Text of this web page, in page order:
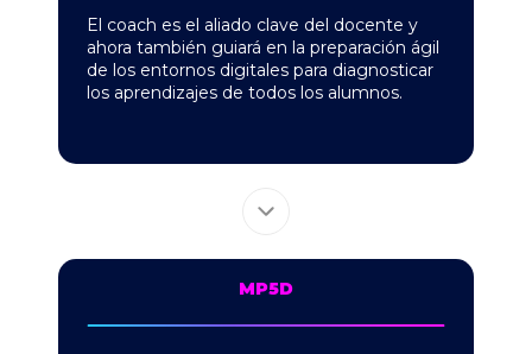
El coach es el aliado clave del docente y
ahora también guiará en la preparación ágil
de los entornos digitales para diagnosticar
los aprendizajes de todos los alumnos.
MP5D